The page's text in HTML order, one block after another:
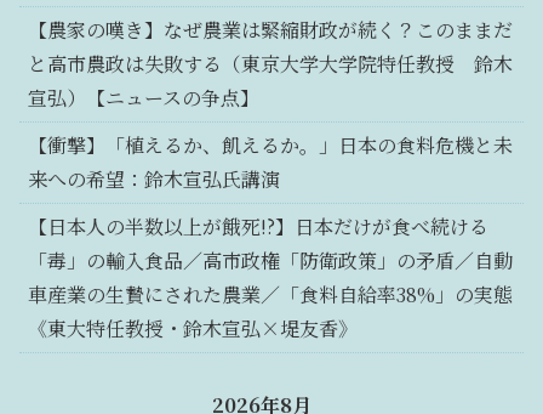
【農家の嘆き】なぜ農業は緊縮財政が続く？このままだ
と高市農政は失敗する（東京大学大学院特任教授 鈴木
宣弘）【ニュースの争点】
【衝撃】「植えるか、飢えるか。」日本の食料危機と未
来への希望：鈴木宣弘氏講演
【日本人の半数以上が餓死!?】日本だけが食べ続ける
「毒」の輸入食品／高市政権「防衛政策」の矛盾／自動
車産業の生贄にされた農業／「食料自給率38%」の実態
《東大特任教授・鈴木宣弘×堤友香》
2026年8月